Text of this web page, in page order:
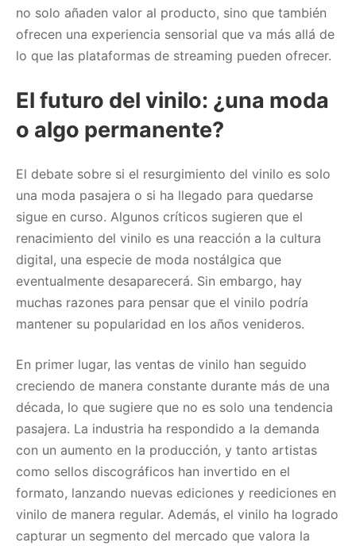
no solo añaden valor al producto, sino que también
ofrecen una experiencia sensorial que va más allá de
lo que las plataformas de streaming pueden ofrecer.
El futuro del vinilo: ¿una moda
o algo permanente?
El debate sobre si el resurgimiento del vinilo es solo
una moda pasajera o si ha llegado para quedarse
sigue en curso. Algunos críticos sugieren que el
renacimiento del vinilo es una reacción a la cultura
digital, una especie de moda nostálgica que
eventualmente desaparecerá. Sin embargo, hay
muchas razones para pensar que el vinilo podría
mantener su popularidad en los años venideros.
En primer lugar, las ventas de vinilo han seguido
creciendo de manera constante durante más de una
década, lo que sugiere que no es solo una tendencia
pasajera. La industria ha respondido a la demanda
con un aumento en la producción, y tanto artistas
como sellos discográficos han invertido en el
formato, lanzando nuevas ediciones y reediciones en
vinilo de manera regular. Además, el vinilo ha logrado
capturar un segmento del mercado que valora la